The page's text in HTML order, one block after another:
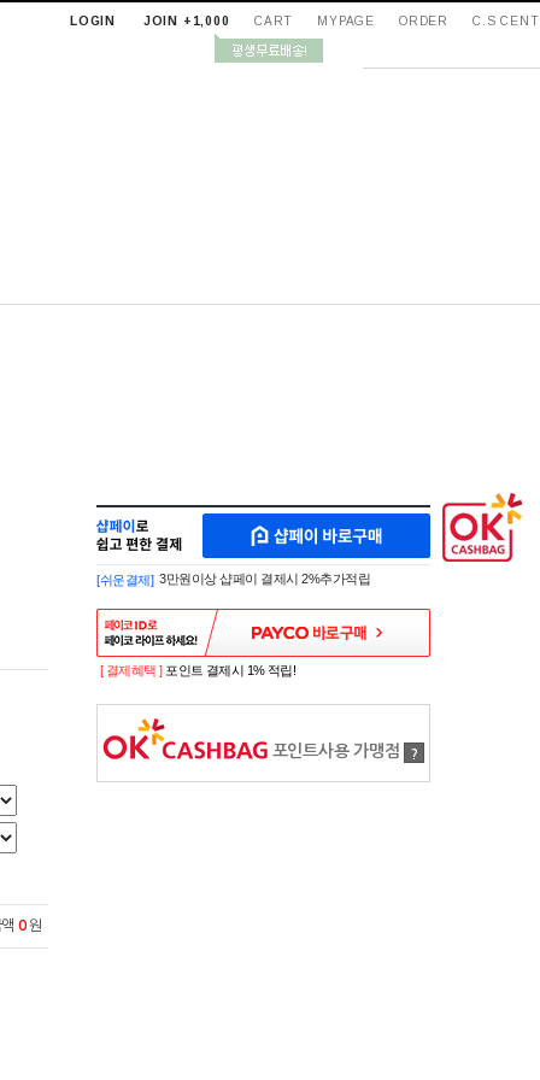
LOGIN JOIN +1,000 CART MYPAGE ORDER C.S
0 원
M
A
K
E
O
P
S
H
A
페
이
바
매
[쉬운결제] 3만원이상 샵페이 결제시 2%추가적립
[ 결제혜택 ] 포인트 결제시 1% 적립!
포인트사용 가맹점 ?